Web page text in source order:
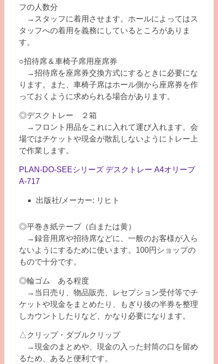
フの人数分
→スタッフに着用させます。ホールによってはス
タッフへの着用を義務にしているところがありま
す。
○招待席＆車椅子席用座席券
→招待席を座席券交換方式にするときに必要にな
ります。また、車椅子席はホール側から座席券を作
っておくように求められる場合があります。
◎デスクトレー ２箱
→フロント用品をこれに入れて運び入れます。会
場ではチケットや現金が散乱しないようにトレー上
で作業します。
PLAN-DO-SEEシリーズ デスクトレー A4オリーブ
A-717
出版社/メーカー: リヒト
◎平巻き紙テープ（白または黄）
→録音用席や招待席などに、一般のお客様が入ら
ないようにするために使います。100円ショップの
もので十分です。
◎輪ゴム ある程度
→当日売り、物品販売、レセプション受付等でチ
ケットや現金をまとめたり、もぎり後の半券を整理
しカウントしたりなど、かなり必要になります。
△クリップ・ダブルクリップ
→現金のまとめや、現金の入った封筒の口を留め
るため、あると便利です。